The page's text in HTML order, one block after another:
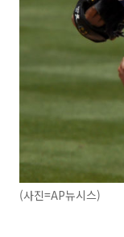
(사진=AP뉴시스)